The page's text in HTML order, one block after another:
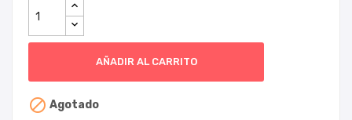
AÑADIR AL CARRITO
 Agotado